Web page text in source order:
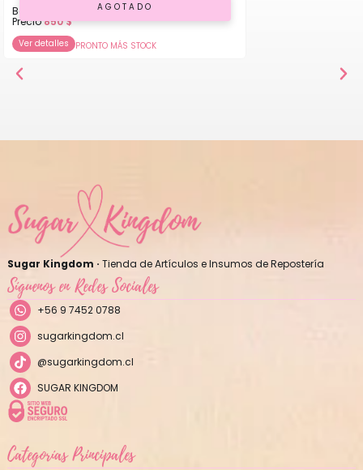
AGOTADO
Boquilla Flor P 09
Precio850$
Ver detalles PRONTO MÁS STOCK
Sugar Kingdom · Tienda de Artículos e Insumos de Repostería
Síguenos en Redes Sociales
+56 9 7452 0788
sugarkingdom.cl
@sugarkingdom.cl
SUGAR KINGDOM
Categorías Principales